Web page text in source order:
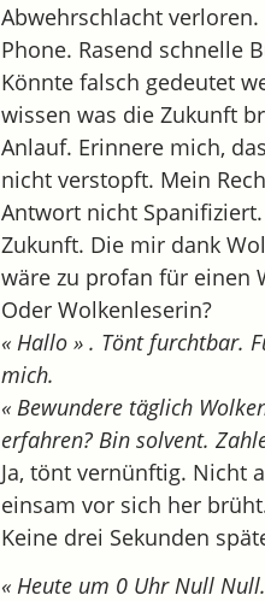
Abwehrschlacht
Phone. Rasend schnelle
Könnte falsch gedeutet
wissen was die Zukunft
Anlauf. Erinnere mich,
nicht verstopft. Mein
Antwort nicht
Zukunft. Die mir dank
wäre zu profan für einen
Oder Wolkenleserin?
« Hallo » . Tönt furchtbar.
mich.
« Bewundere täglich
erfahren? Bin solvent.
Ja, tönt vernünftig. Nicht
einsam vor sich her
Keine drei Sekunden
« Heute um 0 Uhr Null